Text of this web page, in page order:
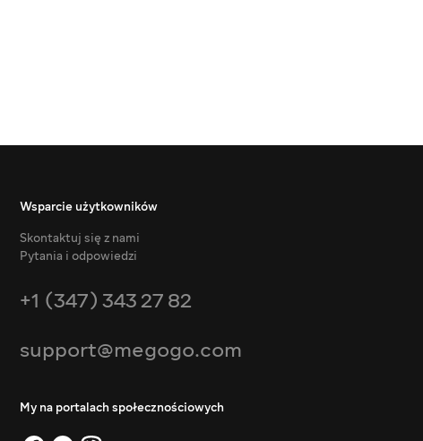
Wsparcie użytkowników
Skontaktuj się z nami
Pytania i odpowiedzi
+1 (347) 343 27 82
support@megogo.com
My na portalach społecznościowych